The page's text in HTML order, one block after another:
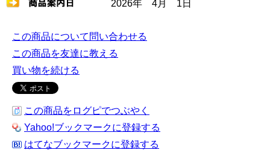
2026年 4月 1日
この商品について問い合わせる
この商品を友達に教える
買い物を続ける
この商品をログピでつぶやく
Yahoo!ブックマークに登録する
はてなブックマークに登録する